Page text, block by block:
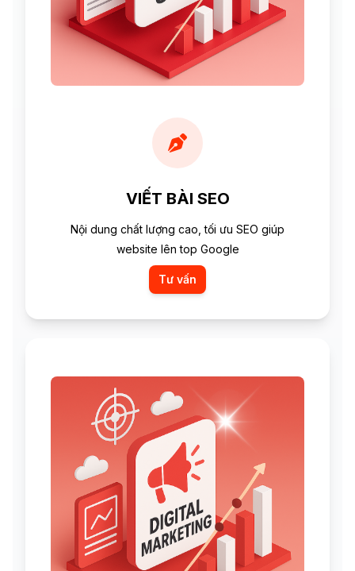
VIẾT BÀI SEO
Nội dung chất lượng cao, tối ưu SEO giúp
website lên top Google
Tư vấn